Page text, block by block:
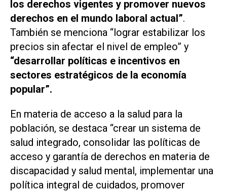
los derechos vigentes y promover nuevos
derechos en el mundo laboral actual”.
También se menciona “lograr estabilizar los
precios sin afectar el nivel de empleo” y
“desarrollar políticas e incentivos en
sectores estratégicos de la economía
popular”.
En materia de acceso a la salud para la
población, se destaca “crear un sistema de
salud integrado, consolidar las políticas de
acceso y garantía de derechos en materia de
discapacidad y salud mental, implementar una
política integral de cuidados, promover